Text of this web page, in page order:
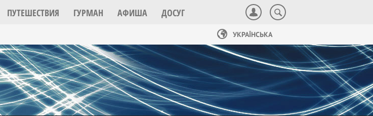
ПУТЕШЕСТВИЯ ГУРМАН АФИША ДОСУГ
УКРАЇНСЬКА